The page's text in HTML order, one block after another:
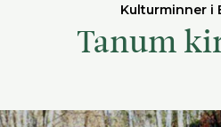
Kulturminner i
Tanum